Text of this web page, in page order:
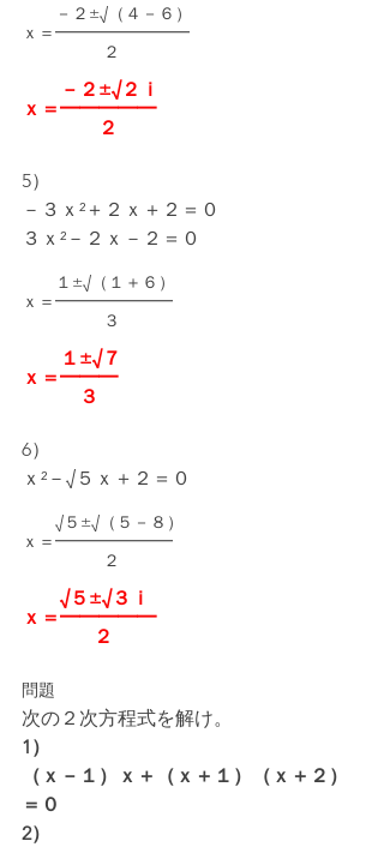
－２±√（４－６）
ｘ＝━━━━━━━━
２
－２±√２ｉ
ｘ＝━━━━━
２
5）
－３ｘ²＋２ｘ＋２＝０
３ｘ²－２ｘ－２＝０
１±√（１＋６）
ｘ＝━━━━━━━
３
１±√７
ｘ＝━━━
３
6）
ｘ²－√５ｘ＋２＝０
√５±√（５－８）
ｘ＝━━━━━━━
２
√５±√３ｉ
ｘ＝━━━━━
２
問題
次の２次方程式を解け。
1）
（ｘ－１）ｘ＋（ｘ＋１）（ｘ＋２）
＝０
2）